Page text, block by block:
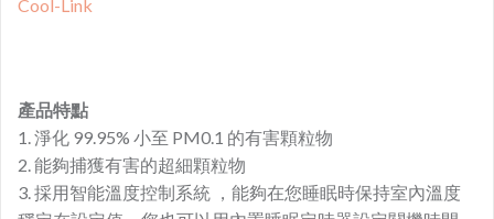
Cool-Link
產品特點
1. 淨化 99.95% 小至 PM0.1 的有害顆粒物
2. 能夠捕獲有害的超細顆粒物
3. 採用智能溫度控制系統 ，能夠在您睡眠時保持室內溫度